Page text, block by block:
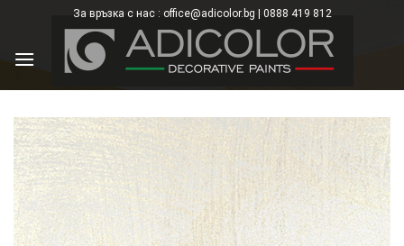
content
За връзка с нас : office@adicolor.bg | 0888 419 812
×